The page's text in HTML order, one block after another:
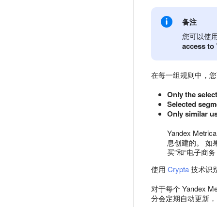
备注
您可以使
access to
在每一组规则中，
Only the
Selected
Only similar
Yandex
息创建的。 如
买”和“电子商
使用 Crypta技术识
对于每个 Yandex
分会定期自动更新